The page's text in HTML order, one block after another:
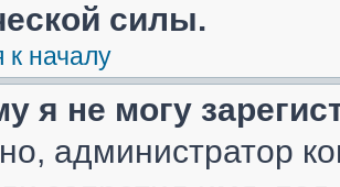
силы.
к началу
я не могу
администратор